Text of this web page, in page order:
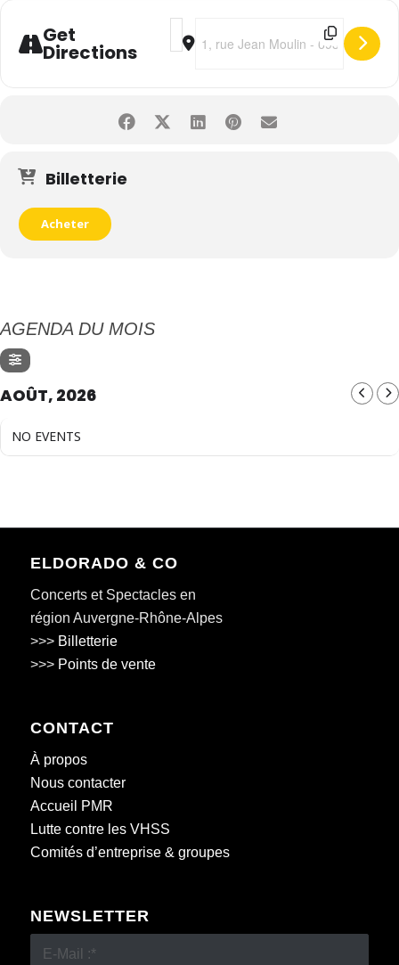
Get
Directions
Address - Yannick Noah • Un p'tit
Destination Address - Yannick
Billetterie
Acheter
AGENDA DU MOIS
AOÛT, 2026
NO EVENTS
ELDORADO & CO
Concerts et Spectacles en
région Auvergne-Rhône-Alpes
>>> Billetterie
>>> Points de vente
CONTACT
À propos
Nous contacter
Accueil PMR
Lutte contre les VHSS
Comités d’entreprise & groupes
NEWSLETTER